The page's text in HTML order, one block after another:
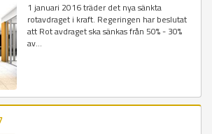
1 januari 2016 träder det nya sänkta
rotavdraget i kraft. Regeringen har beslutat
att Rot avdraget ska sänkas från 50% - 30%
av...